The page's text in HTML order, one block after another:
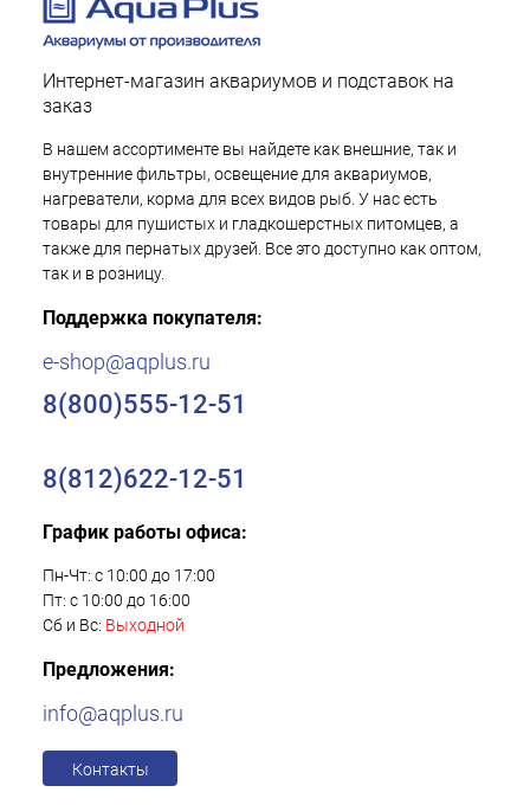
Интернет-магазин аквариумов и подставок на
заказ
В нашем ассортименте вы найдете как внешние, так и
внутренние фильтры, освещение для аквариумов,
нагреватели, корма для всех видов рыб. У нас есть
товары для пушистых и гладкошерстных питомцев, а
также для пернатых друзей. Все это доступно как оптом,
так и в розницу.
Поддержка покупателя:
e-shop@aqplus.ru
8(800)555-12-51
8(812)622-12-51
График работы офиса:
Пн-Чт: с 10:00 до 17:00
Пт: с 10:00 до 16:00
Сб и Вс: Выходной
Предложения:
info@aqplus.ru
Контакты